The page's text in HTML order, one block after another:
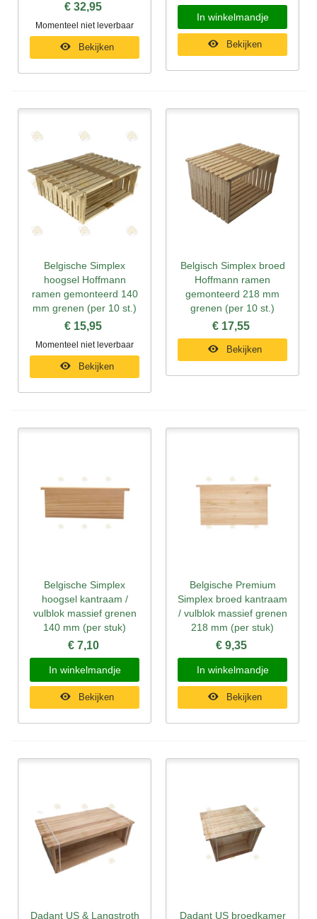
€ 32,95
Momenteel niet leverbaar
Bekijken
In winkelmandje
Bekijken
Belgische Simplex
hoogsel Hoffmann
ramen gemonteerd 140
mm grenen (per 10 st.)
€ 15,95
Momenteel niet leverbaar
Bekijken
Belgisch Simplex broed
Hoffmann ramen
gemonteerd 218 mm
grenen (per 10 st.)
€ 17,55
Bekijken
Belgische Simplex
hoogsel kantraam /
vulblok massief grenen
140 mm (per stuk)
€ 7,10
In winkelmandje
Bekijken
Belgische Premium
Simplex broed kantraam
/ vulblok massief grenen
218 mm (per stuk)
€ 9,35
In winkelmandje
Bekijken
Dadant US & Langstroth Dadant US broedkamer